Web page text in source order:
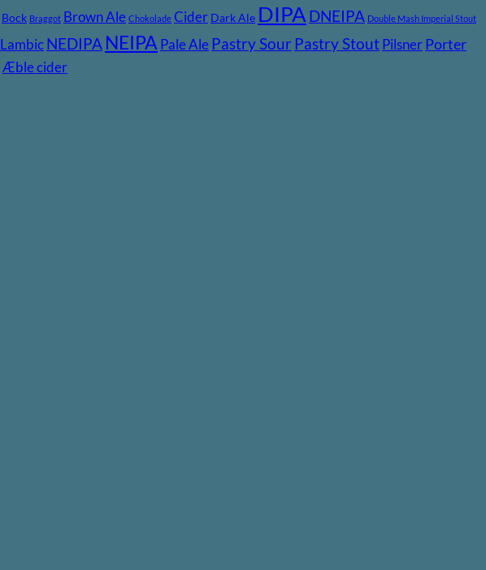
Bock Braggot Brown Ale Chokolade Cider Dark Ale DIPA DNEIPA Double Mash Imperial Stout
LambicNEDIPA NEIPA Pale Ale Pastry Sour Pastry StoutPilsnerPorter
Æble cider